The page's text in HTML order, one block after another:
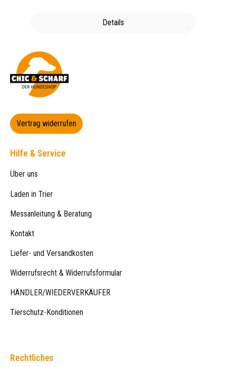
Details
Vertrag widerrufen
Hilfe & Service
Über uns
Laden in Trier
Messanleitung & Beratung
Kontakt
Liefer- und Versandkosten
Widerrufsrecht & Widerrufsformular
HÄNDLER/WIEDERVERKÄUFER
Tierschutz-Konditionen
Rechtliches